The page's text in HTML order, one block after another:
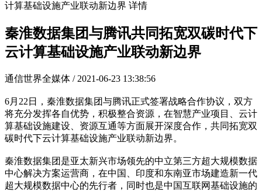
计算基础设施产业联动新边界 详情
秦淮数据集团与腾讯共同拓宽双碳时代下
云计算基础设施产业联动新边界
通信世界全媒体 / 2021-06-23 13:38:56
6月22日，秦淮数据集团与腾讯正式签署战略合作协议，双方
将充分发挥各自优势，积极整合资源，在智慧产业项目、云计
算基础设施建设、资源互通等方面展开深度合作，共同拓宽双
碳时代下云计算基础设施产业联动新边界。
秦淮数据集团是亚太新兴市场领先的中立第三方超大规模数据
中心解决方案运营商，在中国、印度和东南亚市场建造新一代
超大规模数据中心的先行者，同时也是中国互联网基础设施的